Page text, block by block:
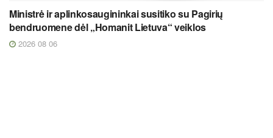
Ministrė ir aplinkosaugininkai susitiko su Pagirių
bendruomene dėl „Homanit Lietuva“ veiklos
2026 08 06